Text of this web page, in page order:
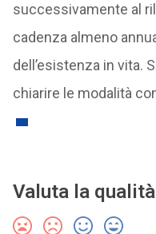
successivamente al
cadenza almeno
dell’esistenza in vita.
chiarire le modalità
Valuta la